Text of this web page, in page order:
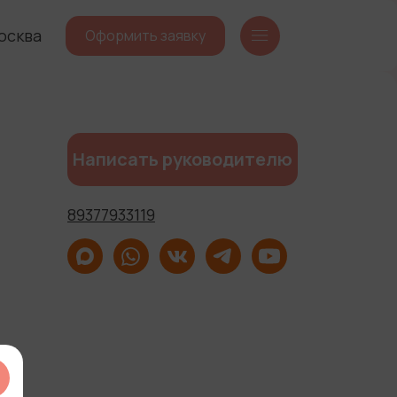
Оформить заявку
Написать руководителю
89377933119